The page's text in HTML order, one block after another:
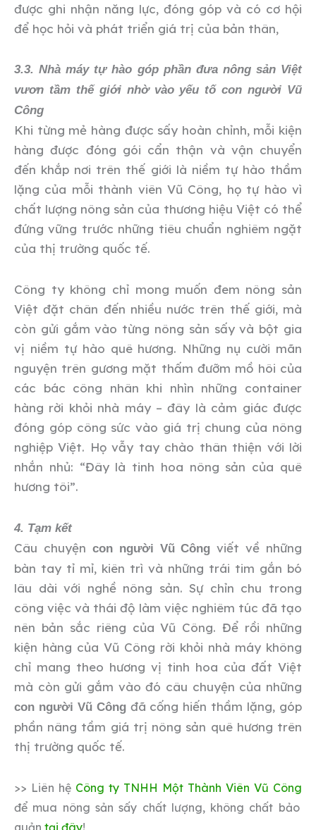
được ghi nhận năng lực, đóng góp và có cơ hội
để học hỏi và phát triển giá trị của bản thân,
3.3. Nhà máy tự hào góp phần đưa nông sản Việt
vươn tầm thế giới nhờ vào yếu tố con người Vũ
Công
Khi từng mẻ hàng được sấy hoàn chỉnh, mỗi kiện
hàng được đóng gói cẩn thận và vận chuyển
đến khắp nơi trên thế giới là niềm tự hào thầm
lặng của mỗi thành viên Vũ Công, họ tự hào vì
chất lượng nông sản của thương hiệu Việt có thể
đứng vững trước những tiêu chuẩn nghiêm ngặt
của thị trường quốc tế.
Công ty không chỉ mong muốn đem nông sản
Việt đặt chân đến nhiều nước trên thế giới, mà
còn gửi gắm vào từng nông sản sấy và bột gia
vị niềm tự hào quê hương. Những nụ cười mãn
nguyện trên gương mặt thấm đưỡm mồ hôi của
các bác công nhân khi nhìn những container
hàng rời khỏi nhà máy – đây là cảm giác được
đóng góp công sức vào giá trị chung của nông
nghiệp Việt. Họ vẫy tay chào thân thiện với lời
nhắn nhủ: “Đây là tinh hoa nông sản của quê
hương tôi”.
4. Tạm kết
Câu chuyện con người Vũ Công viết về những
bàn tay tỉ mỉ, kiên trì và những trái tim gắn bó
lâu dài với nghề nông sản. Sự chỉn chu trong
công việc và thái độ làm việc nghiêm túc đã tạo
nên bản sắc riêng của Vũ Công. Để rồi những
kiện hàng của Vũ Công rời khỏi nhà máy không
chỉ mang theo hương vị tinh hoa của đất Việt
mà còn gửi gắm vào đó câu chuyện của những
con người Vũ Côngđã cống hiến thầm lặng, góp
phần nâng tầm giá trị nông sản quê hương trên
thị trường quốc tế.
>> Liên hệ Công ty TNHH Một Thành Viên Vũ Công
để mua nông sản sấy chất lượng, không chất bảo
quản tại đây!